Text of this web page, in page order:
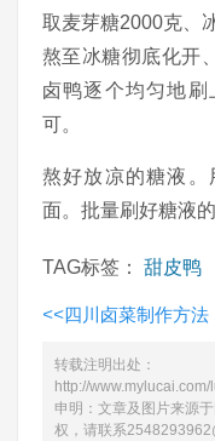
取麦芽糖2000克、
熬至冰糖彻底化开
卤鸭逐个均匀地
可。
熬好放凉的糖液。
面。批量刷好糖液的
TAG标签： 甜皮鸭
<<四川卤菜制作方法
转载注明出处：
http://
申明：文章及图片来源
权，请联系